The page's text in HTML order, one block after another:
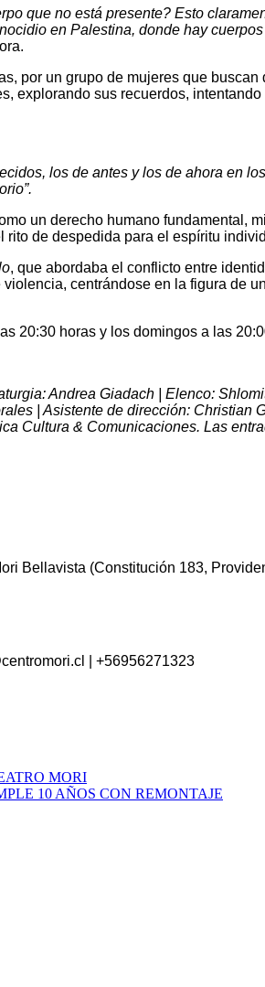
que no está presente? Esto
en Palestina, donde hay
por un grupo de mujeres que buscan
explorando sus recuerdos,
los de antes y los de ahora en
un derecho humano fundamental,
de despedida para el espíritu
, que abordaba el conflicto entre
centrándose en la figura de
20:30 horas y los domingos a las
Andrea Giadach | Elenco:
| Asistente de dirección: Christian
Cultura & Comunicaciones. Las
Bellavista (Constitución 183,
| +56956271323
MORI
10 AÑOS CON REMONTAJE